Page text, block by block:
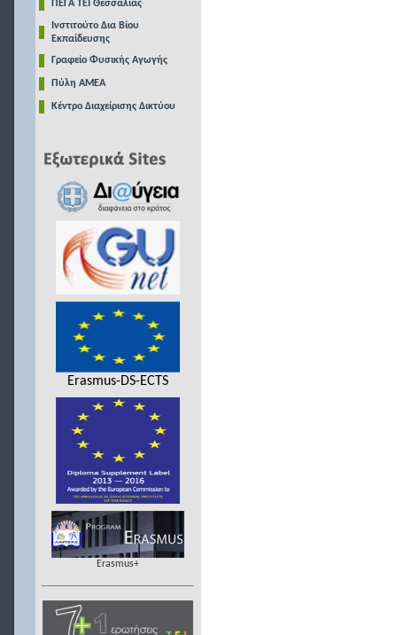
ΠΕΓΑ ΤΕΙ Θεσσαλίας
Ινστιτούτο Δια Βίου
Εκπαίδευσης
Γραφείο Φυσικής Αγωγής
Πύλη ΑΜΕΑ
Κέντρο Διαχείρισης Δικτύου
Erasmus-DS-ECTS
Erasmus+